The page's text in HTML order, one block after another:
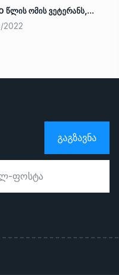
წლის ომის ვეტერანს,…
2022
ᲒᲐᲒᲖᲐᲕᲜᲐ